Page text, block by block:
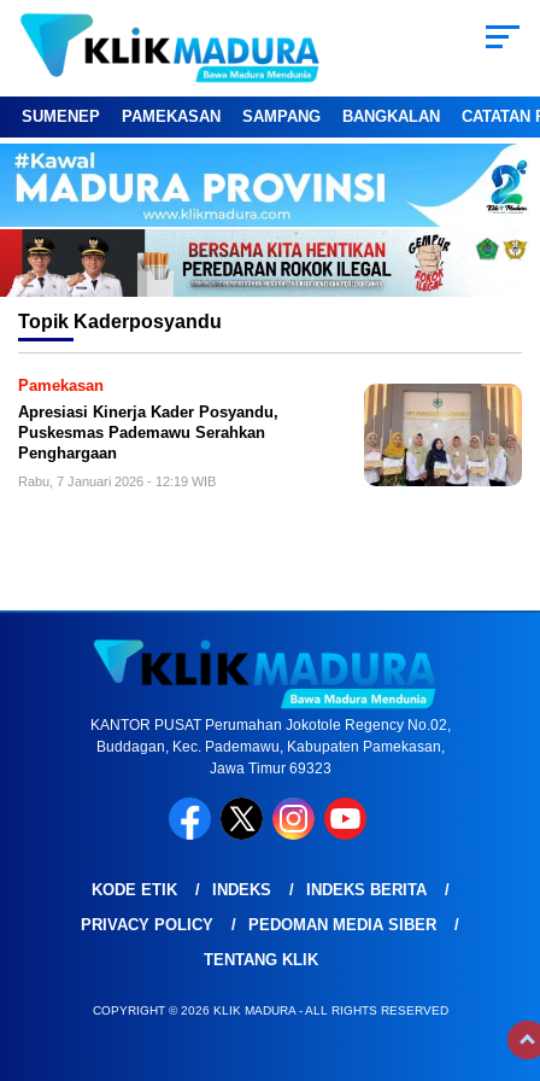
SUMENEP PAMEKASAN SAMPANG BANGKALAN CATATAN
Topik Kaderposyandu
Pamekasan
Apresiasi Kinerja Kader Posyandu,
Puskesmas Pademawu Serahkan
Penghargaan
Rabu, 7 Januari 2026 - 12:19 WIB
KANTOR PUSAT Perumahan Jokotole Regency No.02,
Buddagan, Kec. Pademawu, Kabupaten Pamekasan,
Jawa Timur 69323
KODE ETIK INDEKS
INDEKS BERITA
PRIVACY POLICY
PEDOMAN MEDIA SIBER
TENTANG KLIK
COPYRIGHT © 2026 KLIK MADURA - ALL RIGHTS RESERVED